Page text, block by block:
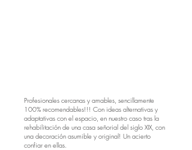
Profesionales cercanas y amables, sencillamente
100% recomendables!!! Con ideas alternativas y
adaptativas con el espacio, en nuestro caso tras la
rehabilitación de una casa señorial del siglo XIX, con
una decoración asumible y original! Un acierto
confiar en ellas.